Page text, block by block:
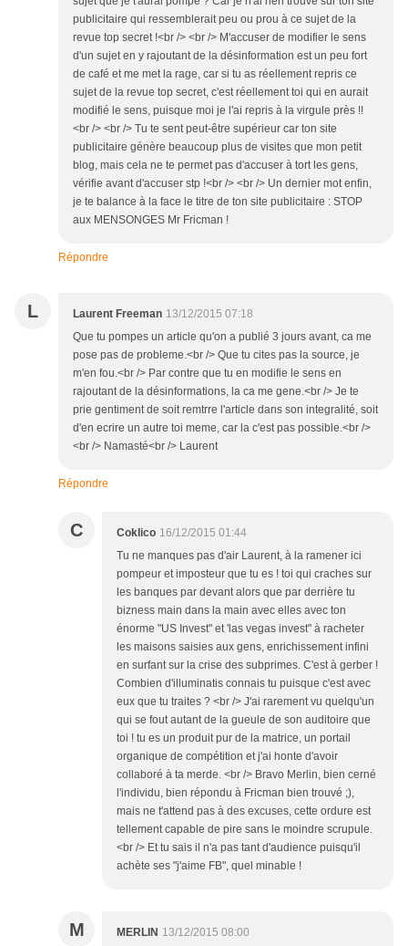
publicitaire qui ressemblerait peu ou prou à ce sujet de la
revue top secret !<br /> <br /> M'accuser de modifier le sens
d'un sujet en y rajoutant de la désinformation est un peu fort
de café et me met la rage, car si tu as réellement repris ce
sujet de la revue top secret, c'est réellement toi qui en aurait
modifié le sens, puisque moi je l'ai repris à la virgule près !!
<br /> <br /> Tu te sent peut-être supérieur car ton site
publicitaire génère beaucoup plus de visites que mon petit
blog, mais cela ne te permet pas d'accuser à tort les gens,
vérifie avant d'accuser stp !<br /> <br /> Un dernier mot enfin,
je te balance à la face le titre de ton site publicitaire : STOP
aux MENSONGES Mr Fricman !
Répondre
L Laurent Freeman 13/12/2015 07:18
Que tu pompes un article qu'on a publié 3 jours avant, ca me
pose pas de probleme.<br /> Que tu cites pas la source, je
m'en fou.<br /> Par contre que tu en modifie le sens en
rajoutant de la désinformations, la ca me gene.<br /> Je te
prie gentiment de soit remtrre l'article dans son integralité, soit
d'en ecrire un autre toi meme, car la c'est pas possible.<br />
<br /> Namasté<br /> Laurent
Répondre
C Coklico 16/12/2015 01:44
Tu ne manques pas d'air Laurent, à la ramener ici
pompeur et imposteur que tu es ! toi qui craches sur
les banques par devant alors que par derrière tu
bizness main dans la main avec elles avec ton
énorme "US Invest" et 'las vegas invest" à racheter
les maisons saisies aux gens, enrichissement infini
en surfant sur la crise des subprimes. C'est à gerber !
Combien d'illuminatis connais tu puisque c'est avec
eux que tu traites ? <br /> J'ai rarement vu quelqu'un
qui se fout autant de la gueule de son auditoire que
toi ! tu es un produit pur de la matrice, un portail
organique de compétition et j'ai honte d'avoir
collaboré à ta merde. <br /> Bravo Merlin, bien cerné
l'individu, bien répondu à Fricman bien trouvé ;),
mais ne t'attend pas à des excuses, cette ordure est
tellement capable de pire sans le moindre scrupule.
<br /> Et tu sais il n'a pas tant d'audience puisqu'il
achète ses "j'aime FB", quel minable !
M MERLIN 13/12/2015 08:00